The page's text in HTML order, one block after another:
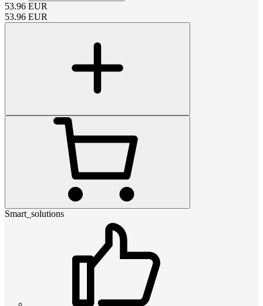
53.96 EUR
53.96 EUR
Smart_solutions